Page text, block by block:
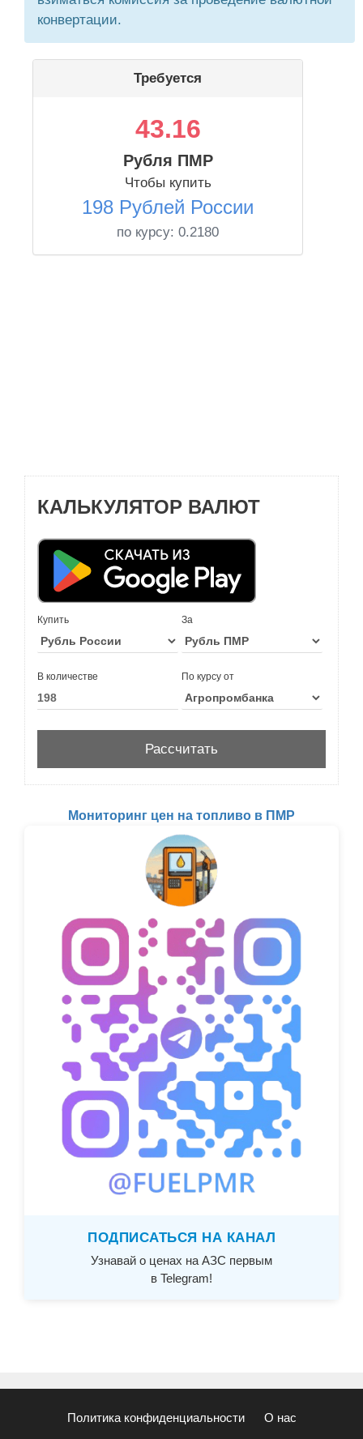
конвертации.
Требуется
43.16
Рубля ПМР
Чтобы купить
198 Рублей России
по курсу: 0.2180
КАЛЬКУЛЯТОР ВАЛЮТ
Купить За
В количестве По курсу от
Мониторинг цен на топливо в ПМР
ПОДПИСАТЬСЯ НА КАНАЛ
Узнавай о ценах на АЗС первым
в Telegram!
Политика конфиденциальности О нас